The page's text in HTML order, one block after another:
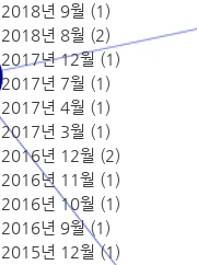
2018년 9월 (1)
2018년 8월 (2) 게시물 2개
2017년 12월 (1)
2017년 7월 (1)
2017년 4월 (1)
2017년 3월 (1)
2016년 12월 (2)
2016년 11월 (1)
2016년 10월 (1)
2016년 9월 (1)
2015년 12월 (1)